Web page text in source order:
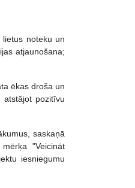
noteku un
atjaunošana;
ēkas droša un
atstājot pozitīvu
saskaņā
"Veicināt
iesniegumu